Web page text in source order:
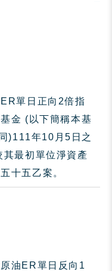
單日正向2倍指
金 (以下簡稱本基
)111年10月5日之
最初單位淨資產
十五乙案。
油ER單日反向1